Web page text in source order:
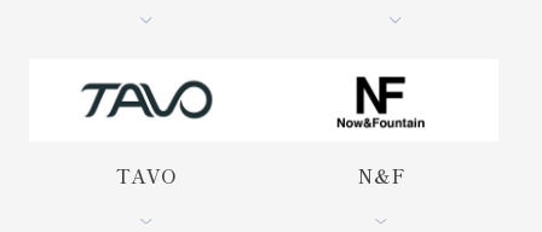
TAVO N＆F